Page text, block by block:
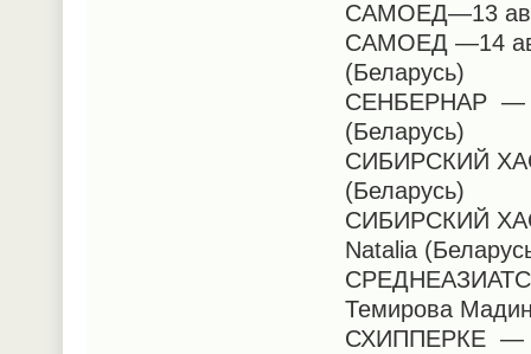
САМОЕД—13
САМОЕД —14
(Беларусь)
СЕНБЕРНАР —
(Беларусь)
СИБИРСКИЙ
(Беларусь)
СИБИРСКИЙ
Natalia
Темирова
СХИППЕРКЕ —